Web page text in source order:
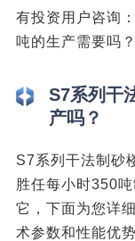
有投资用户咨询
吨的生产需要吗
S7系列干
产吗？
S7系列干法制砂
胜任每小时350
它，下面为您详
术参数和性能优势